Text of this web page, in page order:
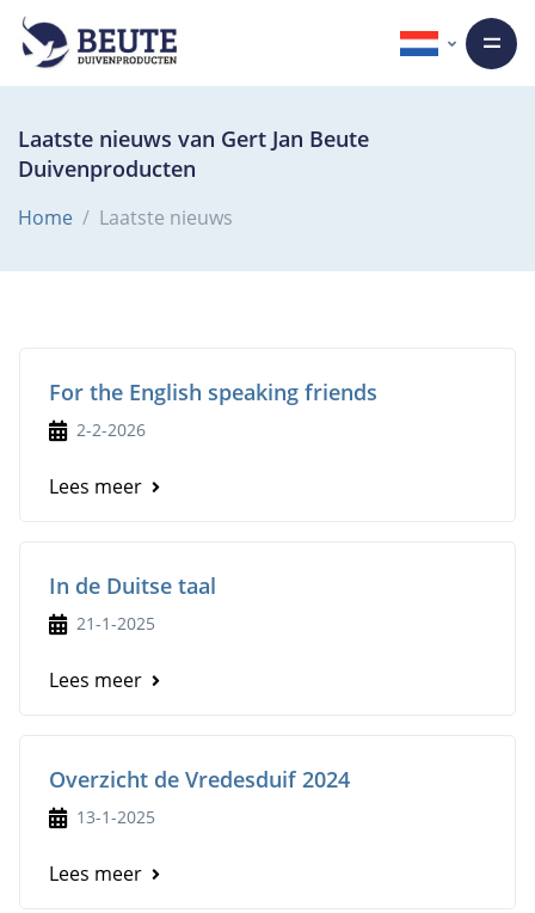
Laatste nieuws van Gert Jan Beute
Duivenproducten
Home Laatste nieuws
For the English speaking friends
2-2-2026
Lees meer
In de Duitse taal
21-1-2025
Lees meer
Overzicht de Vredesduif 2024
13-1-2025
Lees meer